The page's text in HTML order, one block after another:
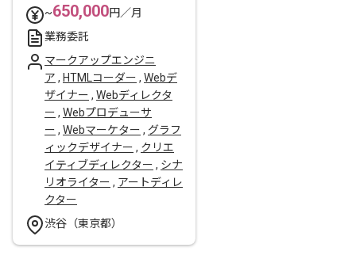
~650,000円／月
業務委託
マークアップエンジニ
ア , HTMLコーダー , Webデ
ザイナー , Webディレクタ
ー , Webプロデューサ
ー , Webマーケター , グラフ
ィックデザイナー , クリエ
イティブディレクター , シナ
リオライター , アートディレ
クター
渋谷（東京都）